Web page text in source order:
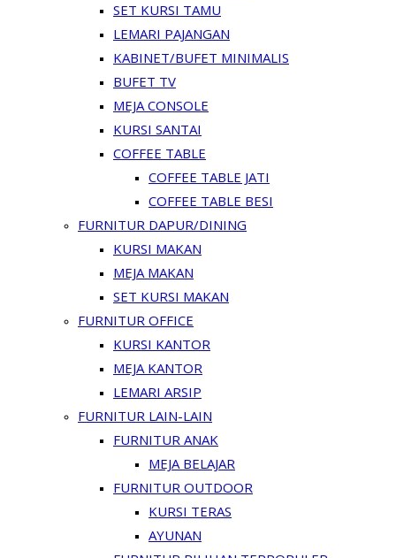
SET KURSI TAMU
LEMARI PAJANGAN
KABINET/BUFET MINIMALIS
BUFET TV
MEJA CONSOLE
KURSI SANTAI
COFFEE TABLE
COFFEE TABLE JATI
COFFEE TABLE BESI
FURNITUR DAPUR/DINING
KURSI MAKAN
MEJA MAKAN
SET KURSI MAKAN
FURNITUR OFFICE
KURSI KANTOR
MEJA KANTOR
LEMARI ARSIP
FURNITUR LAIN-LAIN
FURNITUR ANAK
MEJA BELAJAR
FURNITUR OUTDOOR
KURSI TERAS
AYUNAN